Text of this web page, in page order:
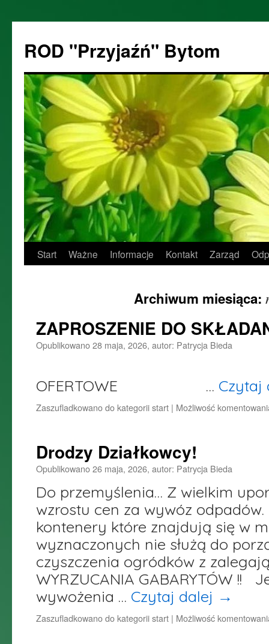
ROD "Przyjaźń" Bytom
Przejdź
Start Ważne Informacje Kontakt Zarząd
Archiwum miesiąca:
ZAPROSZENIE DO
Opublikowano28 maja, 2026, autor: Patrycja Bieda
OFERTOWE …
Zaszufladkowano do kategoriistart | Możliwość
Drodzy Działkowcy!
Opublikowano26 maja, 2026, autor: Patrycja Bieda
Do przemyślenia… Z wielkim
wzrostu cen za wywóz
kontenery które znajdują się w
wyznaczonych nie służą do
czyszczenia ogródków z
WYRZUCANIA GABARYTÓW !!
wywożenia … Czytaj dalej →
Zaszufladkowano do kategoriistart | Możliwość